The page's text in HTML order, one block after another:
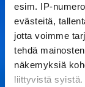
esim. IP-
evästeitä,
jotta voimme
tehdä
näkemyksiä
liittyvistä syistä.